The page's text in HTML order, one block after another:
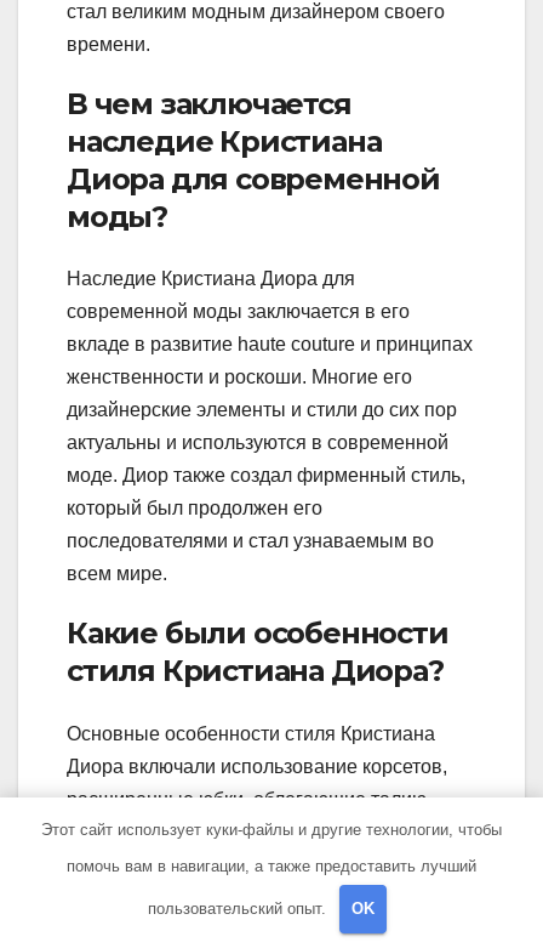
стал великим модным дизайнером своего
времени.
В чем заключается
наследие Кристиана
Диора для современной
моды?
Наследие Кристиана Диора для
современной моды заключается в его
вкладе в развитие haute couture и принципах
женственности и роскоши. Многие его
дизайнерские элементы и стили до сих пор
актуальны и используются в современной
моде. Диор также создал фирменный стиль,
который был продолжен его
последователями и стал узнаваемым во
всем мире.
Какие были особенности
стиля Кристиана Диора?
Основные особенности стиля Кристиана
Диора включали использование корсетов,
расширенные юбки, облегающие талию
платья и красивые линии. Он внимательно
подходил к выбору материалов и учитывал
каждую деталь. Стиль Диора был изящным,
женственным и немного роскошным. Он
Этот сайт использует куки-файлы и другие технологии, чтобы
помочь вам в навигации, а также предоставить лучший
пользовательский опыт. OK